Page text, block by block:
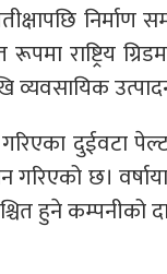
निर्माण
राष्ट्रिय
व्यवसायिक
दुईवटा
छ।
हुने कम्पनीको